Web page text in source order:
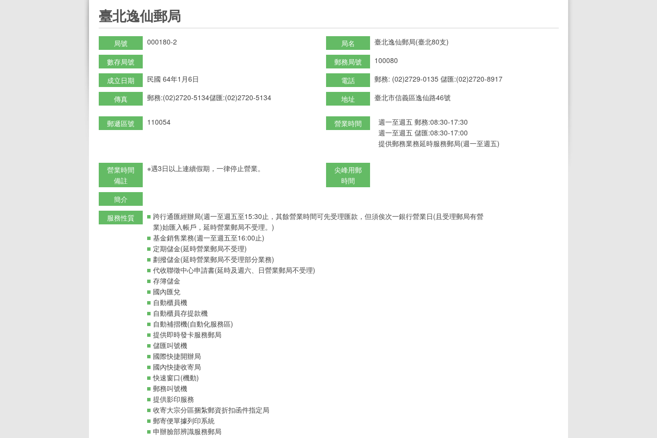
臺北逸仙郵局
局號 000180-2 局名 臺北逸仙郵局(臺北80支)
數存局號 郵務局號 100080
成立日期 民國 64年1月6日 電話 郵務: (02)2729-0135 儲匯:(02)2720-8917
傳真 郵務:(02)2720-5134儲匯:(02)2720-5134 地址 臺北市信義區逸仙路46號
郵遞區號 110054 營業時間
週一至週五 郵務:08:30-17:30
週一至週五 儲匯:08:30-17:00
提供郵務業務延時服務郵局(週一至週五)
營業時間
備註
※遇3日以上連續假期，一律停止營業。
尖峰用郵
時間
簡介
服務性質
跨行通匯經辦局(週一至週五至15:30止，其餘營業時間可先受理匯款，但須俟次一銀行營業日(且受理郵局有營
業)始匯入帳戶，延時營業郵局不受理。)
基金銷售業務(週一至週五至16:00止)
定期儲金(延時營業郵局不受理)
劃撥儲金(延時營業郵局不受理部分業務)
代收聯徵中心申請書(延時及週六、日營業郵局不受理)
存簿儲金
國內匯兌
自動櫃員機
自動櫃員存提款機
自動補摺機(自動化服務區)
提供即時發卡服務郵局
儲匯叫號機
國際快捷開辦局
國內快捷收寄局
快速窗口(機動)
郵務叫號機
提供影印服務
收寄大宗分區捆紮郵資折扣函件指定局
郵寄便單據列印系統
申辦臉部辨識服務郵局